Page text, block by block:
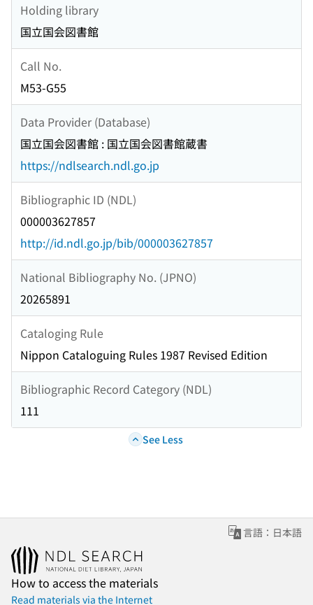
Holding library
国立国会図書館
Call No.
M53-G55
Data Provider (Database)
国立国会図書館 : 国立国会図書館蔵書
https://ndlsearch.ndl.go.jp
Bibliographic ID (NDL)
000003627857
http://id.ndl.go.jp/bib/000003627857
National Bibliography No. (JPNO)
20265891
Cataloging Rule
Nippon Cataloguing Rules 1987 Revised Edition
Bibliographic Record Category (NDL)
111
See Less
言語：日本語
How to access the materials
Read materials via the Internet